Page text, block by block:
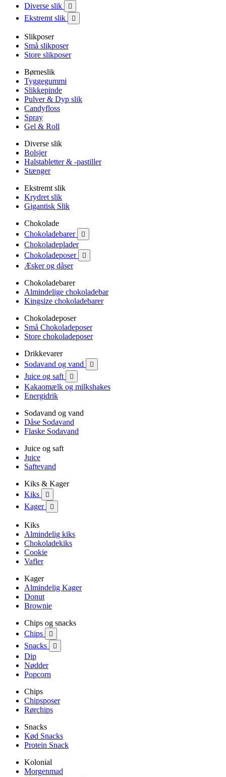
Diverse slik 
Ekstremt slik 
Slikposer
Små slikposer
Store slikposer
Børneslik
Tyggegummi
Slikkepinde
Pulver & Dyp slik
Candyfloss
Spray
Gel & Roll
Diverse slik
Bolsjer
Halstabletter & -pastiller
Stænger
Ekstremt slik
Krydret slik
Gigantisk Slik
Chokolade
Chokoladebarer

Chokoladeplader
Chokoladeposer

Æsker og dåser
Chokoladebarer
Almindelige chokoladebar
Kingsize chokoladebarer
Chokoladeposer
Små Chokoladeposer
Store chokoladeposer
Drikkevarer
Sodavand og vand

Juice og saft 
Kakaomælk og milkshakes
Energidrik
Sodavand og vand
Dåse Sodavand
Flaske Sodavand
Juice og saft
Juice
Saftevand
Kiks & Kager
Kiks

Kager 
Kiks
Almindelig kiks
Chokoladekiks
Cookie
Vafler
Kager
Almindelig Kager
Donut
Brownie
Chips og snacks
Chips

Snacks 
Dip
Nødder
Popcorn
Chips
Chipsposer
Rørchips
Snacks
Kød Snacks
Protein Snack
Kolonial
Morgenmad